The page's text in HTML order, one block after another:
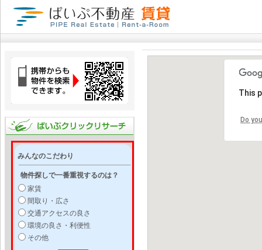
みんなのこだわり
物件探しで一番重視するのは？
家賃
間取り・広さ
交通アクセスの良さ
環境の良さ・利便性
その他
This
Do